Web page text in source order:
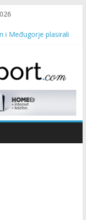
i Međugorje plasirali
– Brotnjo 2026.
Ivo Bevanda i
na realizaciji